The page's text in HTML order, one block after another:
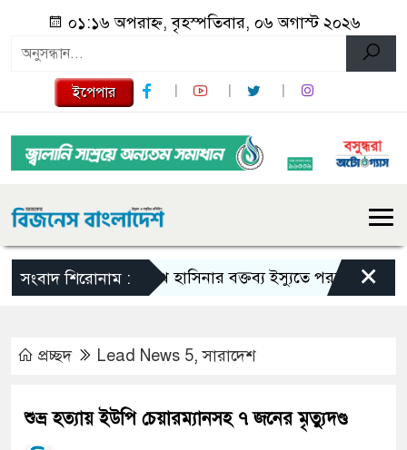
০১:১৬ অপরাহ্ন, বৃহস্পতিবার, ০৬ অগাস্ট ২০২৬
ইপেপার
সংবাদ শিরোনাম :শেখ হাসিনার বক্তব্য ইস্যুতে পররাষ্ট্র মন্ত্রণালয়ের
×
প্রচ্ছদ Lead News 5,সারাদেশ
শুভ্র হত্যায় ইউপি চেয়ারম্যানসহ ৭ জনের মৃত্যুদণ্ড